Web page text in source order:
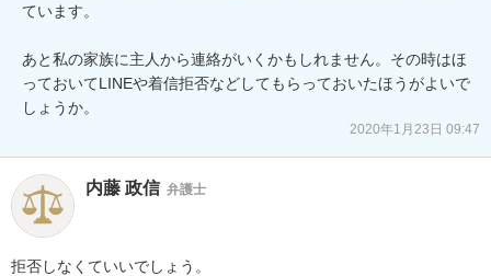
ています。
あと私の家族に主人から連絡がいくかもしれません。その時はほ
っておいてLINEや着信拒否などしてもらっておいたほうがよいで
しょうか。
2020年1月23日 09:47
内藤 政信 弁護士
拒否しなくていいでしょう。